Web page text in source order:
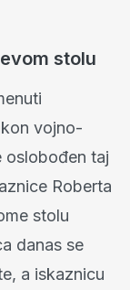
stolu
vojno-
oslobođen taj
Roberta
stolu
danas se
a iskaznicu